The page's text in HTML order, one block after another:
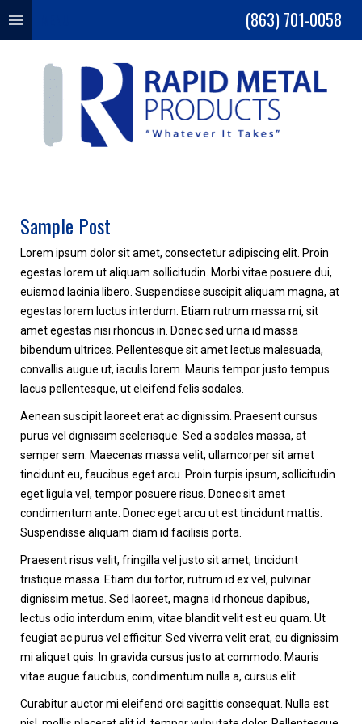
(863) 701-0058
Sample Post
Lorem ipsum dolor sit amet, consectetur adipiscing elit. Proin
egestas lorem ut aliquam sollicitudin. Morbi vitae posuere dui,
euismod lacinia libero. Suspendisse suscipit aliquam magna, at
egestas lorem luctus interdum. Etiam rutrum massa mi, sit
amet egestas nisi rhoncus in. Donec sed urna id massa
bibendum ultrices. Pellentesque sit amet lectus malesuada,
convallis augue ut, iaculis lorem. Mauris tempor justo tempus
lacus pellentesque, ut eleifend felis sodales.
Aenean suscipit laoreet erat ac dignissim. Praesent cursus
purus vel dignissim scelerisque. Sed a sodales massa, at
semper sem. Maecenas massa velit, ullamcorper sit amet
tincidunt eu, faucibus eget arcu. Proin turpis ipsum, sollicitudin
eget ligula vel, tempor posuere risus. Donec sit amet
condimentum ante. Donec eget arcu ut est tincidunt mattis.
Suspendisse aliquam diam id facilisis porta.
Praesent risus velit, fringilla vel justo sit amet, tincidunt
tristique massa. Etiam dui tortor, rutrum id ex vel, pulvinar
dignissim metus. Sed laoreet, magna id rhoncus dapibus,
lectus odio interdum enim, vitae blandit velit est eu quam. Ut
feugiat ac purus vel efficitur. Sed viverra velit erat, eu dignissim
mi aliquet quis. In gravida cursus justo at commodo. Mauris
vitae augue faucibus, condimentum nulla a, cursus elit.
Curabitur auctor mi eleifend orci sagittis consequat. Nulla est